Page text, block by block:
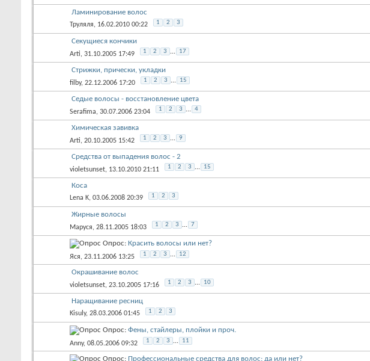
Ламинирование волос
Труляля, 16.02.2010 00:22 1 2 3
Секущиеся кончики
Arti, 31.10.2005 17:49 1 2 3 ... 17
Стрижки, прически, укладки
filby, 22.12.2006 17:20 1 2 3 ... 15
Седые волосы - восстановление цвета
Serafima, 30.07.2006 23:04 1 2 3 ... 4
Химическая завивка
Arti, 20.10.2005 15:42 1 2 3 ... 9
Средства от выпадения волос - 2
violetsunset, 13.10.2010 21:11 1 2 3 ... 15
Коса
Lena K, 03.06.2008 20:39 1 2 3
Жирные волосы
Маруся, 28.11.2005 18:03 1 2 3 ... 7
Опрос: Красить волосы или нет?
Яся, 23.11.2006 13:25 1 2 3 ... 12
Окрашивание волос
violetsunset, 23.10.2005 17:16 1 2 3 ... 10
Наращивание ресниц
Kisuly, 28.03.2006 01:45 1 2 3
Опрос: Фены, стайлеры, плойки и проч.
Anny, 08.05.2006 09:32 1 2 3 ... 11
Опрос: Профессиональные средства для волос: да или нет?